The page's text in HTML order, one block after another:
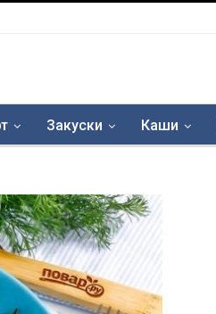
Закуски Каши